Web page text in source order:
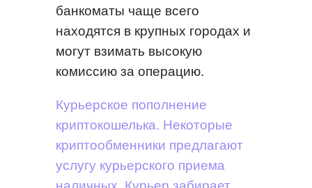
банкоматы чаще всего
находятся в крупных городах и
могут взимать высокую
комиссию за операцию.
Курьерское пополнение
криптокошелька. Некоторые
криптообменники предлагают
услугу курьерского приема